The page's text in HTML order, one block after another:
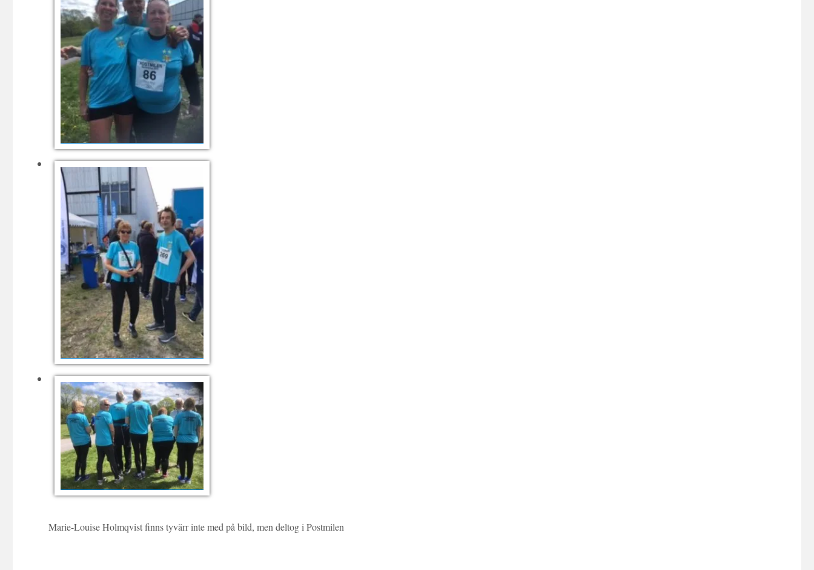
Rasmusson
Fr v Katarina Hansson, Bengt,
Marie
Cissi, Håkan Johansson
PR för Posttrampen i Malmö
Marie-Louise Holmqvist finns tyvärr inte med på bild, men deltog i Postmilen